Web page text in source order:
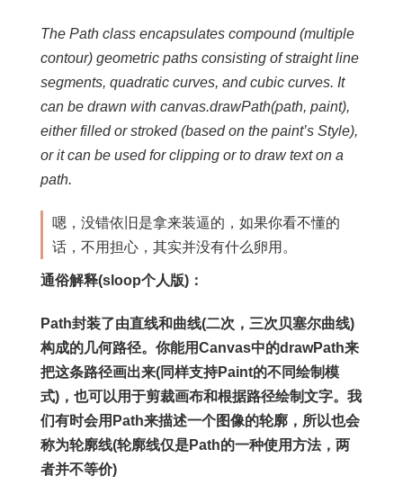
The Path class encapsulates compound (multiple
contour) geometric paths consisting of straight line
segments, quadratic curves, and cubic curves. It
can be drawn with canvas.drawPath(path, paint),
either filled or stroked (based on the paint’s Style),
or it can be used for clipping or to draw text on a
path.
嗯，没错依旧是拿来装逼的，如果你看不懂的
话，不用担心，其实并没有什么卵用。
通俗解释(sloop个人版)：
Path封装了由直线和曲线(二次，三次贝塞尔曲线)
构成的几何路径。你能用Canvas中的drawPath来
把这条路径画出来(同样支持Paint的不同绘制模
式)，也可以用于剪裁画布和根据路径绘制文字。我
们有时会用Path来描述一个图像的轮廓，所以也会
称为轮廓线(轮廓线仅是Path的一种使用方法，两
者并不等价)